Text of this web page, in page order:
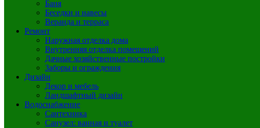
Баня
Беседки и навесы
Веранда и терраса
Ремонт
Наружная отделка дома
Внутренняя отделка помещений
Дачные хозяйственные постройки
Заборы и ограждения
Дизайн
Декор и мебель
Ландшафтный дизайн
Водоснабжение
Сантехника
Санузел: ванная и туалет